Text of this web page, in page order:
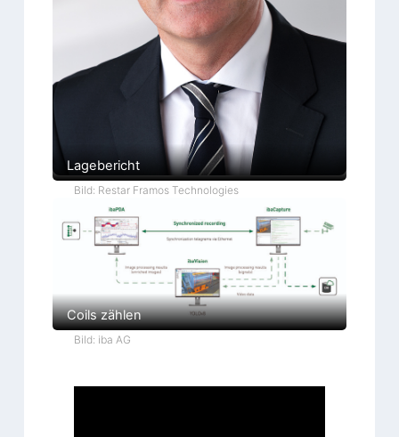
Lagebericht
Bild: Restar Framos Technologies
Coils zählen
Bild: iba AG